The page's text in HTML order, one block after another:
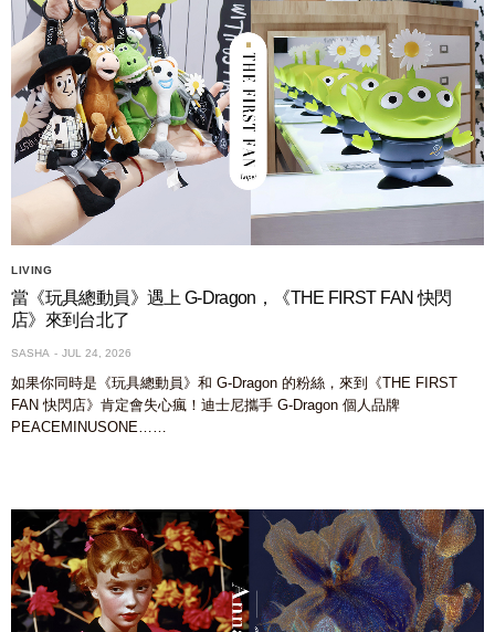
LIVING
當《玩具總動員》遇上 G-Dragon，《THE FIRST FAN 快閃
店》來到台北了
SASHA JUL 24, 2026
如果你同時是《玩具總動員》和 G-Dragon 的粉絲，來到《THE FIRST
FAN 快閃店》肯定會失心瘋！迪士尼攜手 G-Dragon 個人品牌
PEACEMINUSONE……